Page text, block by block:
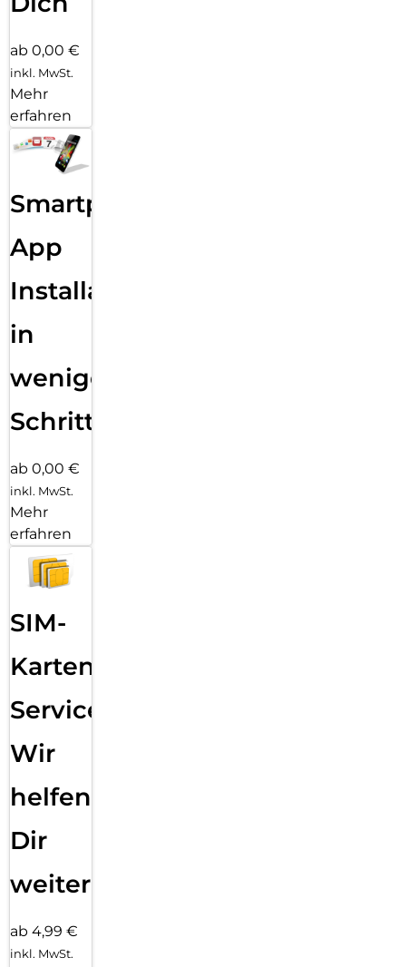
ab 0,00 €
inkl. MwSt.
Mehr
erfahren
Smartphone
App
Installation
in
wenigen
Schritten
ab 0,00 €
inkl. MwSt.
Mehr
erfahren
SIM-
Karten
Service:
Wir
helfen
Dir
weiter
ab 4,99 €
inkl. MwSt.